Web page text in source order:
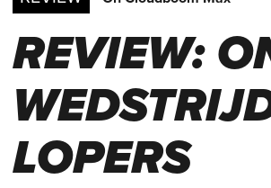
REVIEW:
LOPERS